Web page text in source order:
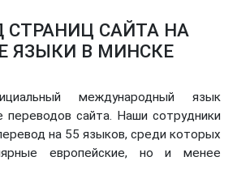
СТРАНИЦ САЙТА НА
ЯЗЫКИ В МИНСКЕ
международный язык
переводов сайта. Наши сотрудники
на 55 языков, среди которых
европейские, но и менее